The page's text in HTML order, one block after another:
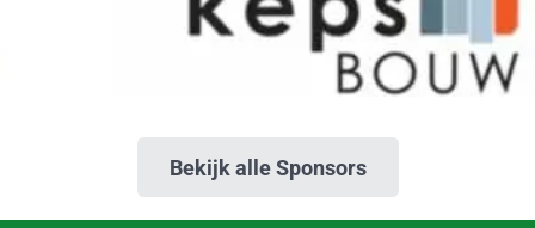
Bekijk alle Sponsors